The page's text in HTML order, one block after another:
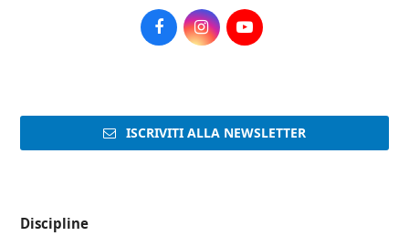
FacebookInstagramYoutube
ISCRIVITI ALLA NEWSLETTER
Discipline